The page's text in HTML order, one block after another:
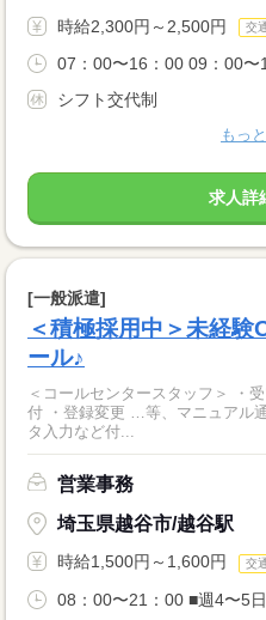
時給2,300円～2,500円 交
07：00〜16：00 09：00
シフト交代制
もっ
求人詳
[一般派遣]
＜積極採用中＞未経
ール♪
＜コールセンタースタッフ＞ ・
付 ・登録変更 …等、マニュアル通りの
タ入力など付...
営業事務
埼玉県越谷市/越谷駅
時給1,500円～1,600円 交
08：00〜21：00 ■週4〜5